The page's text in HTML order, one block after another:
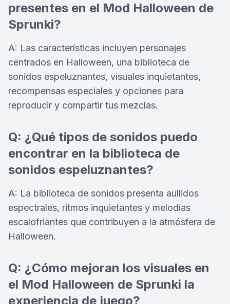
presentes en el Mod Halloween de
Sprunki?
A: Las características incluyen personajes
centrados en Halloween, una biblioteca de
sonidos espeluznantes, visuales inquietantes,
recompensas especiales y opciones para
reproducir y compartir tus mezclas.
Q: ¿Qué tipos de sonidos puedo
encontrar en la biblioteca de
sonidos espeluznantes?
A: La biblioteca de sonidos presenta aullidos
espectrales, ritmos inquietantes y melodías
escalofriantes que contribuyen a la atmósfera de
Halloween.
Q: ¿Cómo mejoran los visuales en
el Mod Halloween de Sprunki la
experiencia de juego?